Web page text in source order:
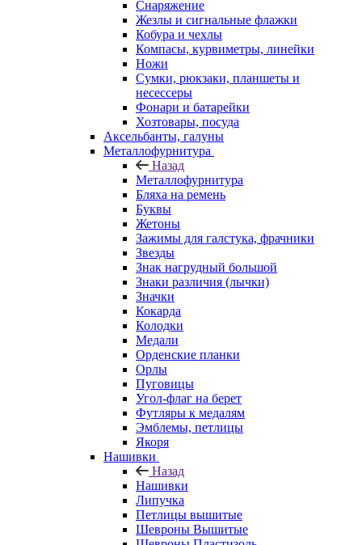
Снаряжение
Жезлы и сигнальные флажки
Кобура и чехлы
Компасы, курвиметры, линейки
Ножи
Сумки, рюкзаки, планшеты и
несессеры
Фонари и батарейки
Хозтовары, посуда
Аксельбанты, галуны
Металлофурнитура
Назад
Металлофурнитура
Бляха на ремень
Буквы
Жетоны
Зажимы для галстука, фрачники
Звезды
Знак нагрудный большой
Знаки различия (лычки)
Значки
Кокарда
Колодки
Медали
Орденские планки
Орлы
Пуговицы
Угол-флаг на берет
Футляры к медалям
Эмблемы, петлицы
Якоря
Нашивки
Назад
Нашивки
Липучка
Петлицы вышитые
Шевроны Вышитые